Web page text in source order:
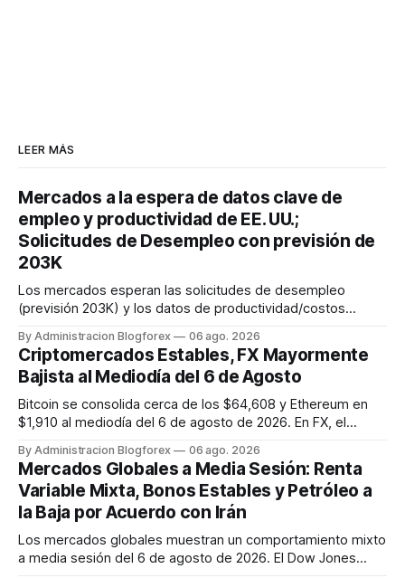
LEER MÁS
Mercados a la espera de datos clave de
empleo y productividad de EE. UU.;
Solicitudes de Desempleo con previsión de
203K
Los mercados esperan las solicitudes de desempleo
(previsión 203K) y los datos de productividad/costos
UTC, cruciales antes de las Nóminas No Agrícolas de
mañana.
By Administracion Blogforex 06 ago. 2026
Criptomercados Estables, FX Mayormente
Bajista al Mediodía del 6 de Agosto
Bitcoin se consolida cerca de los $64,608 y Ethereum en
$1,910 al mediodía del 6 de agosto de 2026. En FX, el
respectivamente, mientras el USD/JPY sube a 157.8750.
By Administracion Blogforex 06 ago. 2026
Mercados Globales a Media Sesión: Renta
Variable Mixta, Bonos Estables y Petróleo a
la Baja por Acuerdo con Irán
Los mercados globales muestran un comportamiento mixto
a media sesión del 6 de agosto de 2026. El Dow Jones